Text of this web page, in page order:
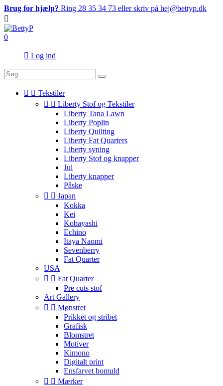
Brug for hjælp? Ring 28 35 34 73 eller skriv på hej@bettyp.dk

0
 Log ind
  Tekstiler
  Liberty Stof og Tekstiler
Liberty Tana Lawn
Liberty Poplin
Liberty Quilting
Liberty Fat Quarters
Liberty syning
Liberty Stof og knapper
Jul
Liberty knapper
Påske
  Japan
Kokka
Kei
Kobayashi
Echino
Itaya Naomi
Sevenberry
Fat Quarter
USA
  Fat Quarter
Pre cuts stof
Art Gallery
  Mønstret
Prikket og stribet
Grafisk
Blomstret
Motiver
Kimono
Digitalt print
Ensfarvet bomuld
  Mærker